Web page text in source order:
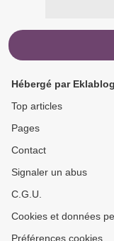
Hébergé par Eklablog
Top articles
Pages
Contact
Signaler un abus
C.G.U.
Cookies et données
Préférences cookies